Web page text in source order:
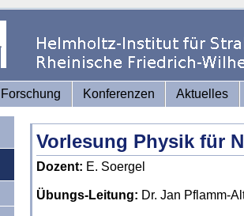
Forschung Konferenzen Aktuelles
Vorlesung Physik für
Dozent: E. Soergel
Übungs-Leitung: Dr. Jan Pflamm-